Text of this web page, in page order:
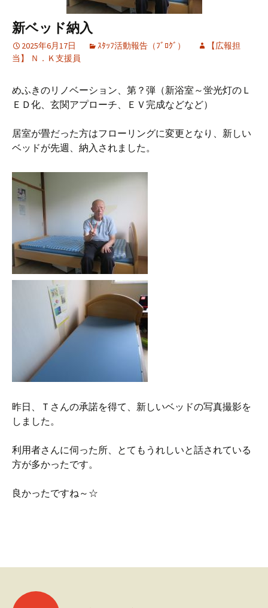
新ベッド納入
2025年6月17日 ｽﾀｯﾌ活動報告（ﾌﾞﾛｸﾞ）
【広報担
当】 Ｎ．Ｋ支援員
めふきのリノベーション、第？弾（新浴室～蛍光灯のＬ
ＥＤ化、玄関アプローチ、ＥＶ完成などなど）
居室が畳だった方はフローリングに変更となり、新しい
ベッドが先週、納入されました。
昨日、Ｔさんの承諾を得て、新しいベッドの写真撮影を
しました。
利用者さんに伺った所、とてもうれしいと話されている
方が多かったです。
良かったですね～☆